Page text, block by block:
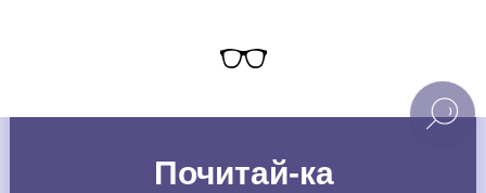
Почитай-ка